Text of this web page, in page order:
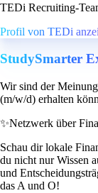
TEDi Recruiting-
Profil von TEDi
StudySmarter
Wir sind der
(m/w/d) erhalten
✨Netzwerk über
Schau dir lokale
du nicht nur Wissen
und
das A und O!